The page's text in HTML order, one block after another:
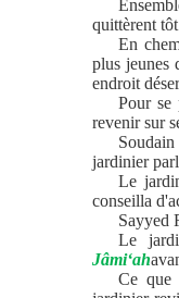
quittèrent
En
plus jeunes
endroit
Pour se
revenir sur
jardinier
Le
conseilla
Sayyed
Le
Jâmi‘ah
Ce que